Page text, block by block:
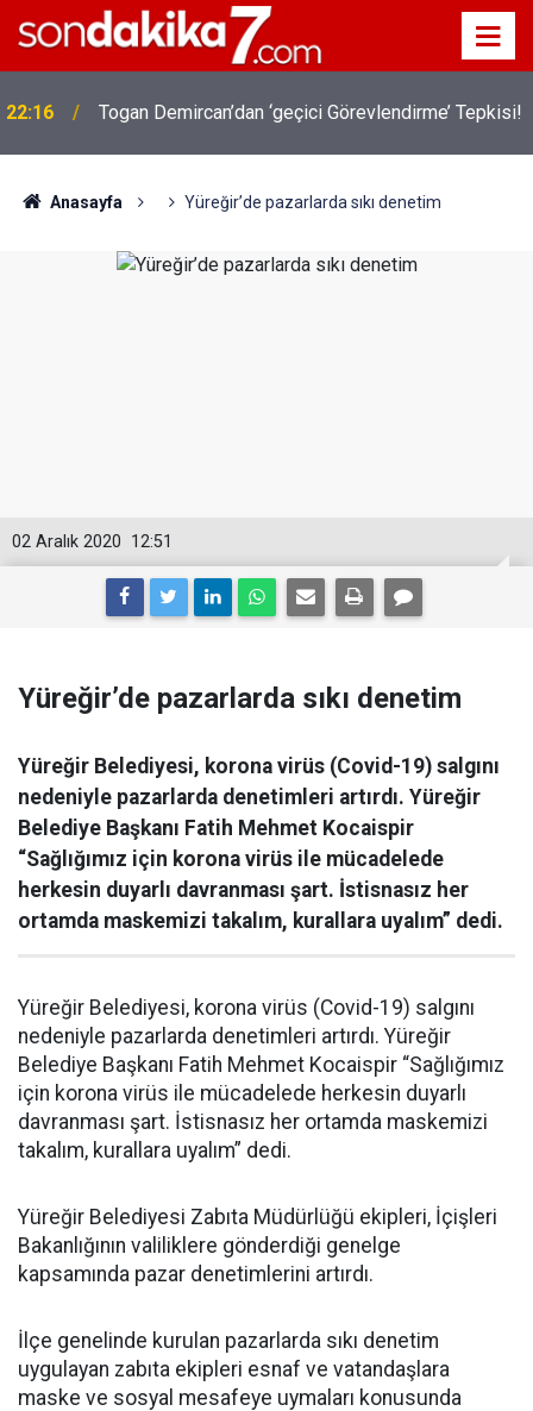
22:16 Togan Demircan’dan ‘geçici Görevlendirme’ Tepkisi!
Anasayfa Yüreğir’de pazarlarda sıkı denetim
12:51
02 Aralık 2020
Yüreğir’de pazarlarda sıkı denetim
Yüreğir Belediyesi, korona virüs (Covid-19) salgını
nedeniyle pazarlarda denetimleri artırdı. Yüreğir
Belediye Başkanı Fatih Mehmet Kocaispir
“Sağlığımız için korona virüs ile mücadelede
herkesin duyarlı davranması şart. İstisnasız her
ortamda maskemizi takalım, kurallara uyalım” dedi.
Yüreğir Belediyesi, korona virüs (Covid-19) salgını
nedeniyle pazarlarda denetimleri artırdı. Yüreğir
Belediye Başkanı Fatih Mehmet Kocaispir “Sağlığımız
için korona virüs ile mücadelede herkesin duyarlı
davranması şart. İstisnasız her ortamda maskemizi
takalım, kurallara uyalım” dedi.
Yüreğir Belediyesi Zabıta Müdürlüğü ekipleri, İçişleri
Bakanlığının valiliklere gönderdiği genelge
kapsamında pazar denetimlerini artırdı.
İlçe genelinde kurulan pazarlarda sıkı denetim
uygulayan zabıta ekipleri esnaf ve vatandaşlara
maske ve sosyal mesafeye uymaları konusunda